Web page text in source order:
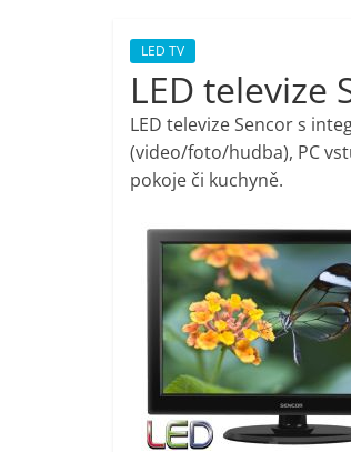
porovnání,
pračky,
televize,
mobilní
telefony,
kávovary,
LED TV
LED televize
LED televize Sencor s
(video/foto/hudba), PC
pokoje či kuchyně.